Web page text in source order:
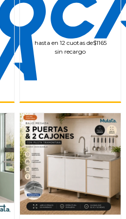
hasta en 12 cuotas de$1165
sin recargo